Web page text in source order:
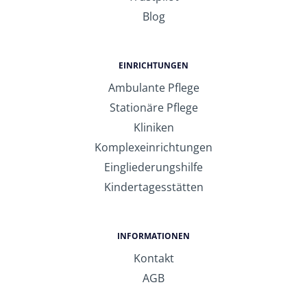
Blog
EINRICHTUNGEN
Ambulante Pflege
Stationäre Pflege
Kliniken
Komplexeinrichtungen
Eingliederungshilfe
Kindertagesstätten
INFORMATIONEN
Kontakt
AGB